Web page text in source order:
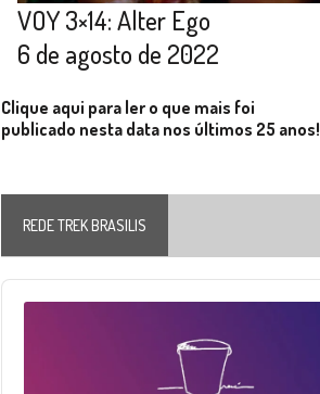
VOY 3×14: Alter Ego
6 de agosto de 2022
Clique aqui para ler o que mais foi
publicado nesta data nos últimos 25 anos!
REDE TREK BRASILIS
Audio
Player